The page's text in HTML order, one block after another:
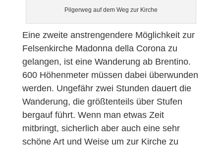
Pilgerweg auf dem Weg zur Kirche
Eine zweite anstrengendere Möglichkeit zur
Felsenkirche Madonna della Corona zu
gelangen, ist eine Wanderung ab Brentino.
600 Höhenmeter müssen dabei überwunden
werden. Ungefähr zwei Stunden dauert die
Wanderung, die größtenteils über Stufen
bergauf führt. Wenn man etwas Zeit
mitbringt, sicherlich aber auch eine sehr
schöne Art und Weise um zur Kirche zu